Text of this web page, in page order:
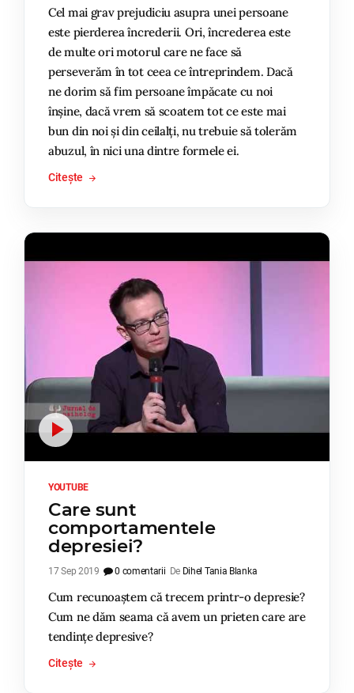
Cel mai grav prejudiciu asupra unei persoane
este pierderea încrederii. Ori, încrederea este
de multe ori motorul care ne face să
perseverăm în tot ceea ce întreprindem. Dacă
ne dorim să fim persoane împăcate cu noi
înșine, dacă vrem să scoatem tot ce este mai
bun din noi și din ceilalți, nu trebuie să tolerăm
abuzul, în nici una dintre formele ei.
Citește
YOUTUBE
Care sunt
comportamentele
depresiei?
17 Sep 2019 0 comentarii De Dihel Tania Blanka
Cum recunoaștem că trecem printr-o depresie?
Cum ne dăm seama că avem un prieten care are
tendințe depresive?
Citește